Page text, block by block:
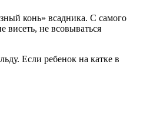
конь» всадника. С самого
не всовываться
Если ребенок на катке в